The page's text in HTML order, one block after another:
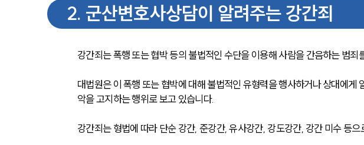
2. 군산변호사상담이 알려주는 강간죄
강간죄는 폭행 또는 협박 등의 불법적인 수단을 이용해 사람을 간음하는 범죄
대법원은 이 폭행 또는 협박에 대해 불법적인 유형력을 행사하거나 상대에게
악을 고지하는 행위로 보고 있습니다.
강간죄는 형법에 따라 단순 강간, 준강간, 유사강간, 강도강간, 강간 미수 등